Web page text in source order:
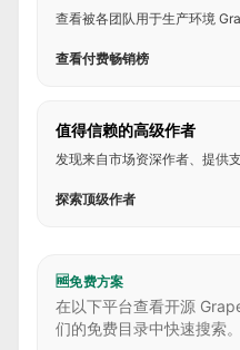
查看被各团队用于生产环境
查看付费畅销榜
值得信赖的高级作者
发现来自市场资深作者、提供
探索顶级作者
🆓免费方案
在以下平台查看开源
们的免费目录中快速搜索。